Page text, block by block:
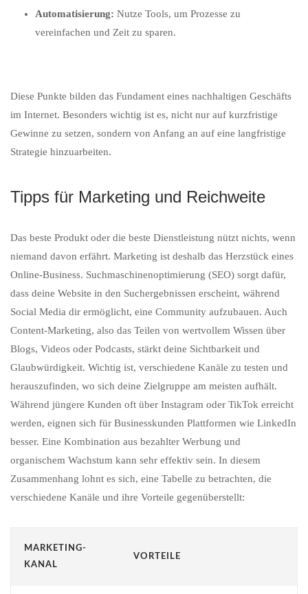
Automatisierung: Nutze Tools, um Prozesse zu
vereinfachen und Zeit zu sparen.
Diese Punkte bilden das Fundament eines nachhaltigen Geschäfts
im Internet. Besonders wichtig ist es, nicht nur auf kurzfristige
Gewinne zu setzen, sondern von Anfang an auf eine langfristige
Strategie hinzuarbeiten.
Tipps für Marketing und Reichweite
Das beste Produkt oder die beste Dienstleistung nützt nichts, wenn
niemand davon erfährt. Marketing ist deshalb das Herzstück eines
Online-Business. Suchmaschinenoptimierung (SEO) sorgt dafür,
dass deine Website in den Suchergebnissen erscheint, während
Social Media dir ermöglicht, eine Community aufzubauen. Auch
Content-Marketing, also das Teilen von wertvollem Wissen über
Blogs, Videos oder Podcasts, stärkt deine Sichtbarkeit und
Glaubwürdigkeit. Wichtig ist, verschiedene Kanäle zu testen und
herauszufinden, wo sich deine Zielgruppe am meisten aufhält.
Während jüngere Kunden oft über Instagram oder TikTok erreicht
werden, eignen sich für Businesskunden Plattformen wie LinkedIn
besser. Eine Kombination aus bezahlter Werbung und
organischem Wachstum kann sehr effektiv sein. In diesem
Zusammenhang lohnt es sich, eine Tabelle zu betrachten, die
verschiedene Kanäle und ihre Vorteile gegenüberstellt:
MARKETING-
KANAL
VORTEILE